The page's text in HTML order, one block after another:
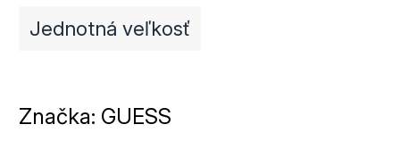
Jednotná veľkosť
Značka: GUESS